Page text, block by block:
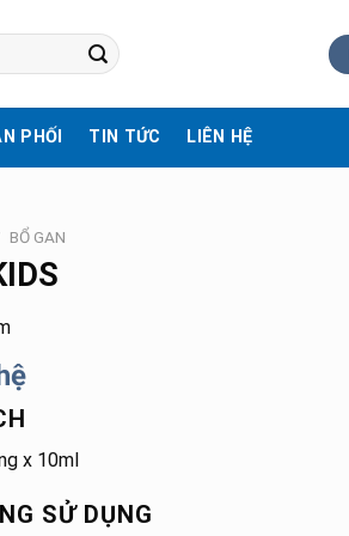
PHỐI TIN TỨC LIÊN HỆ
BỔ GAN
x 10ml
SỬ DỤNG